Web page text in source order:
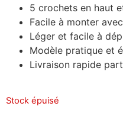
5 crochets en haut
Facile à monter
Léger et facile à
Modèle pratique et
Livraison rapide
Stock épuisé